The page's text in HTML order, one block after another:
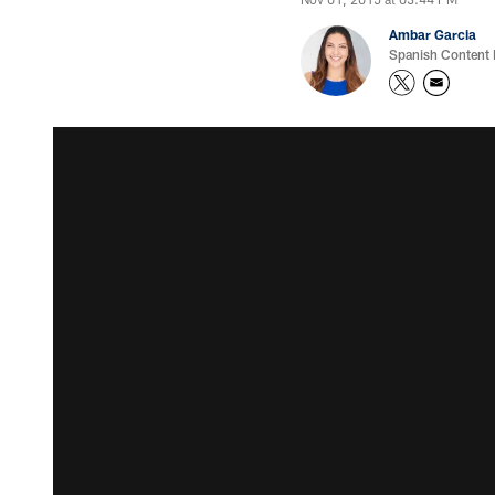
Ambar Garcia
Spanish Content